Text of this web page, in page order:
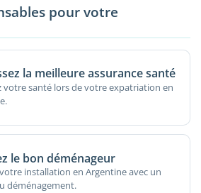
pour votre
la meilleure assurance santé
votre santé lors de votre expatriation en
le bon déménageur
installation en Argentine avec un
déménagement.